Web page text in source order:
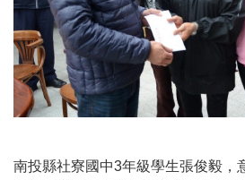
南投縣社寮國中3年級學生張俊毅，